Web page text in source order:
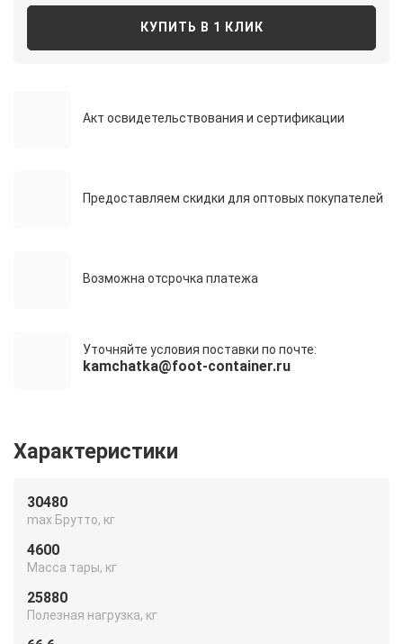
КУПИТЬ В 1 КЛИК
Акт освидетельствования и сертификации
Предоставляем скидки для оптовых покупателей
Возможна отсрочка платежа
Уточняйте условия поставки по почте:
kamchatka@foot-container.ru
Характеристики
30480
max Брутто, кг
4600
Масса тары, кг
25880
Полезная нагрузка, кг